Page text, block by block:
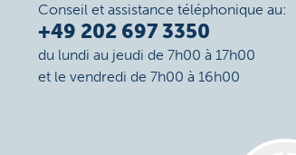
Conseil et assistance téléphonique au:
+49 202 697 3350
du lundi au jeudi de 7h00 à 17h00
et le vendredi de 7h00 à 16h00